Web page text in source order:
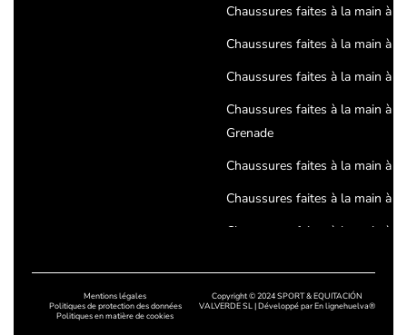
Chaussures faites à la main à
Chaussures faites à la main à
Chaussures faites à la main à
Chaussures faites à la main à
Grenade
Chaussures faites à la main à
Chaussures faites à la main à
Chaussures faites à la main à
Mentions légales
Politiques de protection des données
Politiques en matière de cookies
Copyright © 2024 SPORT & EQUITACIÓN
VALVERDE SL | Développé parEn lignehuelva®